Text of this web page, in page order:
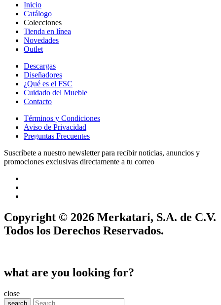
Inicio
Catálogo
Colecciones
Tienda en línea
Novedades
Outlet
Descargas
Diseñadores
¿Qué es el FSC
Cuidado del Mueble
Contacto
Términos y Condiciones
Aviso de Privacidad
Preguntas Frecuentes
Suscríbete a nuestro newsletter para recibir noticias, anuncios y
promociones exclusivas directamente a tu correo
Copyright © 2026 Merkatari, S.A. de C.V.
Todos los Derechos Reservados.
what are you looking for?
close
search